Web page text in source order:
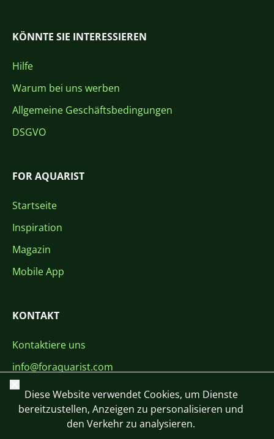
KÖNNTE SIE INTERESSIEREN
Hilfe
Warum bei uns werben
Allgemeine Geschäftsbedingungen
DSGVO
FOR AQUARIST
Startseite
Inspiration
Magazin
Mobile App
KONTAKT
Kontaktiere uns
info@foraquarist.com
+420 603 449 602
Schließen
Diese Website verwendet Cookies, um Dienste
bereitzustellen, Anzeigen zu personalisieren und
den Verkehr zu analysieren.